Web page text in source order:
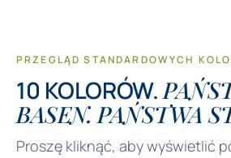
PRZEGLĄD STANDARDOWYCH
10 KOLORÓW.
BASEN. PAŃSTWA
Proszę kliknąć, aby wyświetlić